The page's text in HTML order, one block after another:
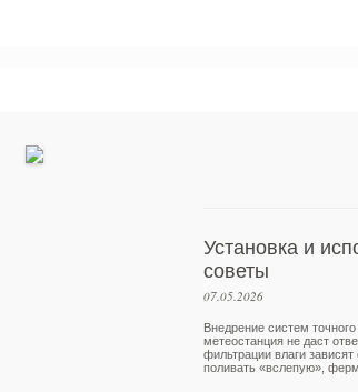
Установка и
советы
07.05.2026
Внедрение систем
метеостанция не даст
фильтрации влаги
поливать «вслепую»,